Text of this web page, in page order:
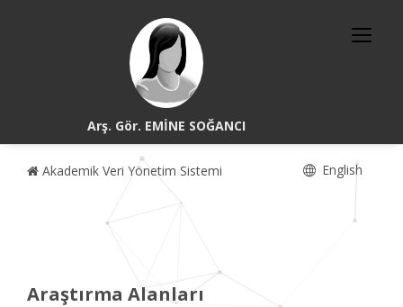
Arş. Gör. EMİNE SOĞANCI
Akademik Veri Yönetim Sistemi English
Araştırma Alanları